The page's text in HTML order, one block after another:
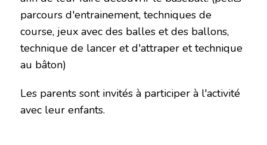
parcours d'entrainement, techniques de
course, jeux avec des balles et des ballons,
technique de lancer et d'attraper et technique
au bâton)
Les parents sont invités à participer à l'activité
avec leur enfants.